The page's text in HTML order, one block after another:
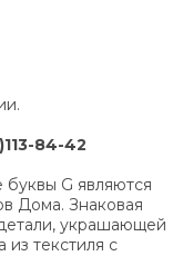
84-42
G являются
Дома. Знаковая
украшающей
текстиля с